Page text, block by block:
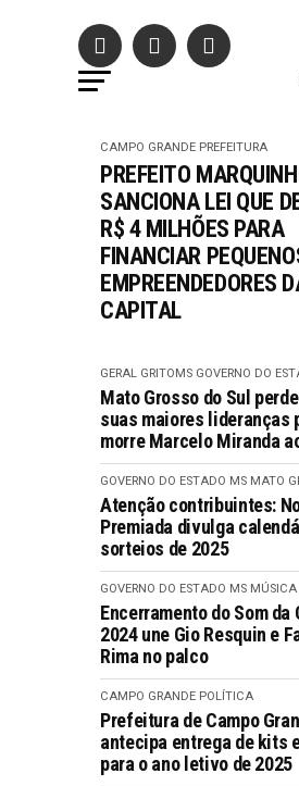
CAMPO GRANDE PREFEITURA
PREFEITO
SANCIONA LEI QUE
R$ 4 MILHÕES PARA
FINANCIAR
EMPREENDEDORES
CAPITAL
GERAL GRITOMS GOVERNO DO
Mato Grosso do Sul
suas maiores lideranças
morre Marcelo Miranda
GOVERNO DO ESTADO MS MATO
Atenção contribuintes:
Premiada divulga
sorteios de 2025
GOVERNO DO ESTADO MS MÚSICA
Encerramento do Som da
2024 une Gio Resquin e
Rima no palco
CAMPO GRANDE POLÍTICA
Prefeitura de Campo
antecipa entrega de kits
para o ano letivo de 2025